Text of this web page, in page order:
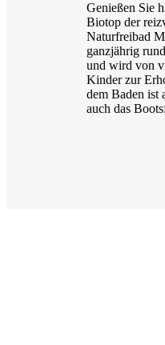
Genießen Sie
Biotop der
Naturfreibad
ganzjährig
und wird von
Kinder zur
dem Baden ist
auch das